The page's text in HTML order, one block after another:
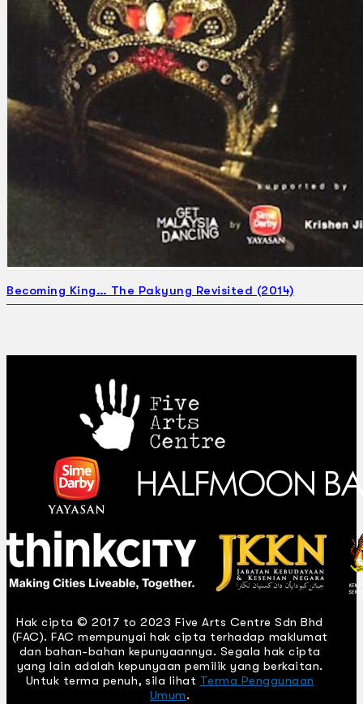
Becoming King… The Pakyung Revisited (2014)
Hak cipta © 2017 to 2023 Five Arts Centre Sdn Bhd
(FAC). FAC mempunyai hak cipta terhadap maklumat
dan bahan-bahan kepunyaannya. Segala hak cipta
yang lain adalah kepunyaan pemilik yang berkaitan.
Untuk terma penuh, sila lihat Terma Penggunaan
Umum.